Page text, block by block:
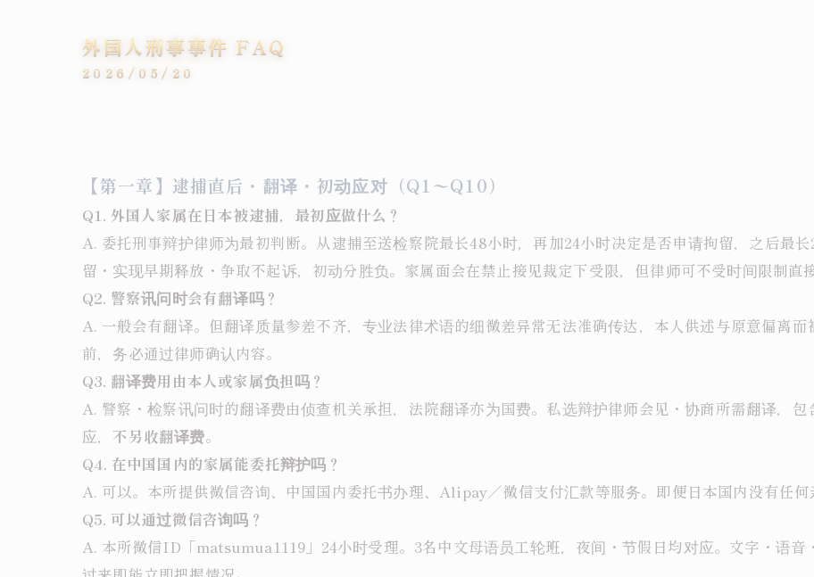
外国人刑事事件 FAQ
2026/05/20
【第一章】逮捕直后・翻译・初动应对（Q1〜Q10）
Q1. 外国人家属在日本被逮捕，最初应做什么？
A. 委托刑事辩护律师为最初判断。从逮捕至送检察院最长48小时，再加24小时决定是否申请拘留，之后
留・实现早期释放・争取不起诉，初动分胜负。家属面会在禁止接见裁定下受限，但律师可不受时间限制直
Q2. 警察讯问时会有翻译吗？
A. 一般会有翻译。但翻译质量参差不齐，专业法律术语的细微差异常无法准确传达，本人供述与原意偏离
前，务必通过律师确认内容。
Q3. 翻译费用由本人或家属负担吗？
A. 警察・检察讯问时的翻译费由侦查机关承担，法院翻译亦为国费。私选辩护律师会见・协商所需翻译，
应， 不另收翻译费。
Q4. 在中国国内的家属能委托辩护吗？
A. 可以。本所提供微信咨询、中国国内委托书办理、Alipay／微信支付汇款等服务。即便日本国内没有任何
Q5. 可以通过微信咨询吗？
A. 本所微信ID「matsumua1119」24小时受理。3名中文母语员工轮班，夜间・节假日均对应。文字・语